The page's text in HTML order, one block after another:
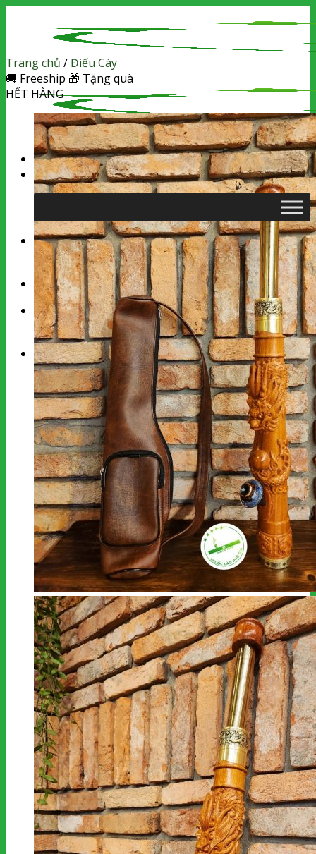
Tìm
kiếm:
Chưa có sản phẩm trong giỏ hàng.
Tìm
kiếm:
Giỏ hàng
Chưa có sản phẩm trong giỏ hàng.
Trang chủ /Điếu Cày
🚚 Freeship 🎁 Tặng quà
HẾT HÀNG